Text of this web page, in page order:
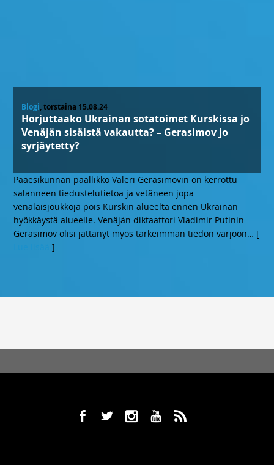
Blogi, torstaina 15.08.24
Horjuttaako Ukrainan sotatoimet Kurskissa jo
Venäjän sisäistä vakautta? – Gerasimov jo
syrjäytetty?
Pääesikunnan päällikkö Valeri Gerasimovin on kerrottu
salanneen tiedustelutietoa ja vetäneen jopa
venäläisjoukkoja pois Kurskin alueelta ennen Ukrainan
hyökkäystä alueelle. Venäjän diktaattori Vladimir Putinin
Gerasimov olisi jättänyt myös tärkeimmän tiedon varjoon… [
]
b a x r ,